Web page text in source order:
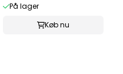
På lager
Køb nu